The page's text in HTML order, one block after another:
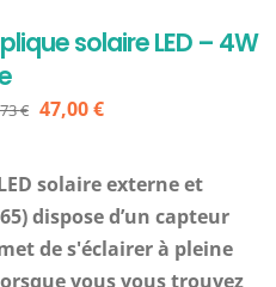
solaire LED – 4W
€ Le
initial
était :
59,73 €.
47,00€Le
actuel
est :
47,00 €.
solaire externe et
dispose d’un capteur
de s'éclairer à pleine
vous vous trouvez